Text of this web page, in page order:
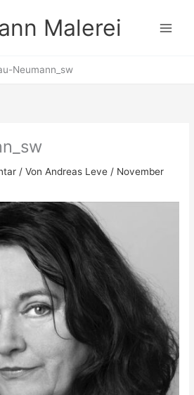
Malerei
Neumann_sw
/ VonAndreas Leve / November